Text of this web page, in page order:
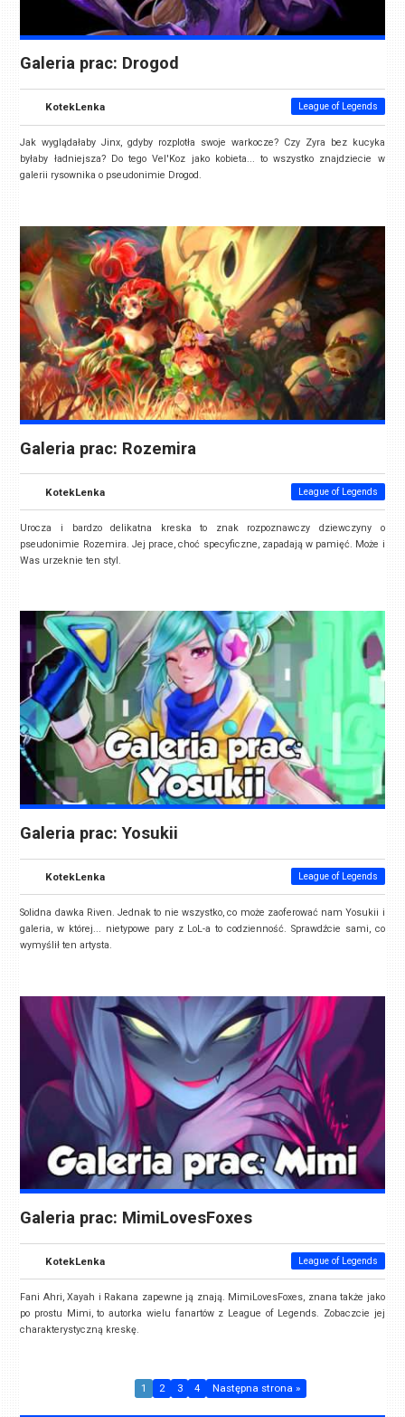
Galeria prac: Drogod
KotekLenka League of Legends
Jak wyglądałaby Jinx, gdyby rozplotła swoje warkocze? Czy Zyra bez kucyka
byłaby ładniejsza? Do tego Vel'Koz jako kobieta... to wszystko znajdziecie w
galerii rysownika o pseudonimie Drogod.
Galeria prac: Rozemira
KotekLenka League of Legends
Urocza i bardzo delikatna kreska to znak rozpoznawczy dziewczyny o
pseudonimie Rozemira. Jej prace, choć specyficzne, zapadają w pamięć. Może i
Was urzeknie ten styl.
Galeria prac: Yosukii
KotekLenka League of Legends
Solidna dawka Riven. Jednak to nie wszystko, co może zaoferować nam Yosukii i
galeria, w której... nietypowe pary z LoL-a to codzienność. Sprawdźcie sami, co
wymyślił ten artysta.
Galeria prac: MimiLovesFoxes
KotekLenka League of Legends
Fani Ahri, Xayah i Rakana zapewne ją znają. MimiLovesFoxes, znana także jako
po prostu Mimi, to autorka wielu fanartów z League of Legends. Zobaczcie jej
charakterystyczną kreskę.
1 2 3 4 Następna strona »